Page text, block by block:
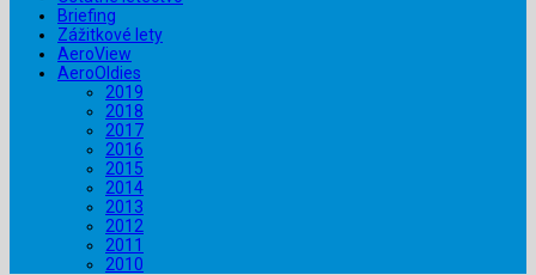
Briefing
Zážitkové lety
AeroView
AeroOldies
2019
2018
2017
2016
2015
2014
2013
2012
2011
2010